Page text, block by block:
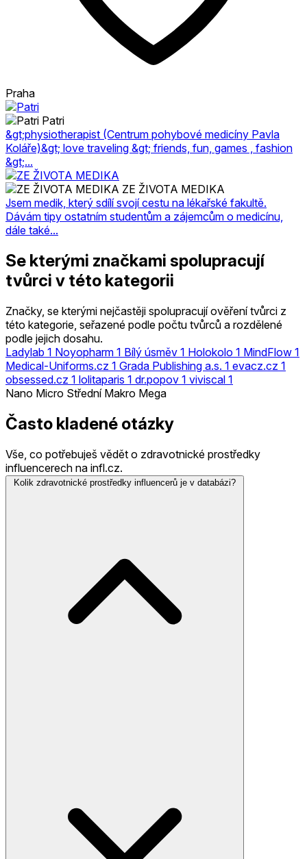
Praha
Patri
&gt;physiotherapist (Centrum pohybové medicíny Pavla
Koláře)&gt; love traveling &gt; friends, fun, games , fashion
&gt;...
ZE ŽIVOTA MEDIKA
Jsem medik, který sdílí svojí cestu na lékařské fakultě.
Dávám tipy ostatním studentům a zájemcům o medicínu,
dále také...
Se kterými značkami spolupracují
tvůrci v této kategorii
Značky, se kterými nejčastěji spolupracují ověření tvůrci z
této kategorie, seřazené podle počtu tvůrců a rozdělené
podle jejich dosahu.
Ladylab 1 Noyopharm 1 Bílý úsměv 1 Holokolo 1 MindFlow 1
Medical-Uniforms.cz 1 Grada Publishing a.s. 1 evacz.cz 1
obsessed.cz 1 lolitaparis 1 dr.popov 1 viviscal 1
Nano Micro Střední Makro Mega
Často kladené otázky
Vše, co potřebuješ vědět o zdravotnické prostředky
influencerech na infl.cz.
Kolik zdravotnické prostředky influencerů je v databázi?